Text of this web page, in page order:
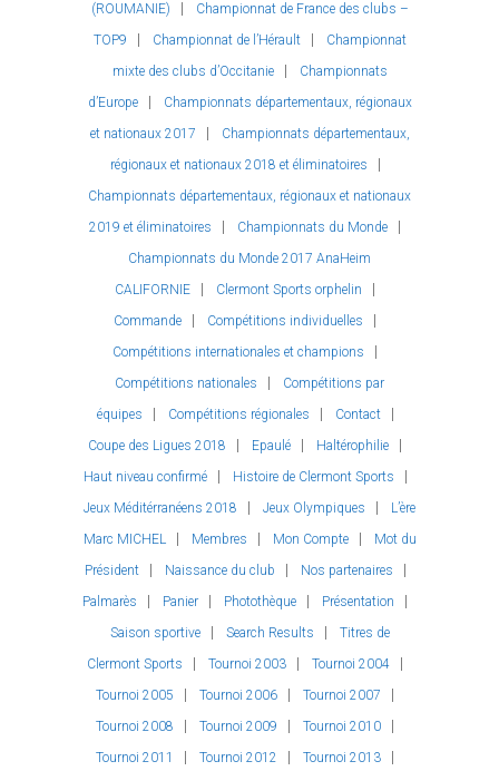
(ROUMANIE)
Championnat de France des clubs –
TOP9
Championnat de l’Hérault
Championnat
mixte des clubs d’Occitanie
Championnats
d’Europe
Championnats départementaux, régionaux
et nationaux 2017
Championnats départementaux,
régionaux et nationaux 2018 et éliminatoires
Championnats départementaux, régionaux et nationaux
2019 et éliminatoires
Championnats du Monde
Championnats du Monde 2017 AnaHeim
CALIFORNIE
Clermont Sports orphelin
Commande
Compétitions individuelles
Compétitions internationales et champions
Compétitions nationales
Compétitions par
équipes
Compétitions régionales
Contact
Coupe des Ligues 2018
Epaulé
Haltérophilie
Haut niveau confirmé
Histoire de Clermont Sports
Jeux Méditérranéens 2018
Jeux Olympiques
L’ère
Marc MICHEL
Membres Mon Compte
Mot du
Président
Naissance du club
Nos partenaires
Palmarès
Panier Photothèque
Présentation
Saison sportive
Search Results
Titres de
Clermont Sports
Tournoi 2003
Tournoi 2004
Tournoi 2005
Tournoi 2006
Tournoi 2007
Tournoi 2008
Tournoi 2009
Tournoi 2010
Tournoi 2011
Tournoi 2012 Tournoi 2013